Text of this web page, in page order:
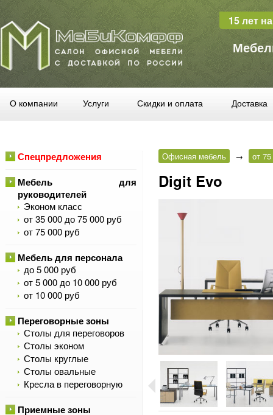
15 лет
О компании Услуги Скидки и оплата Доставка
Спецпредложения
Мебель для
руководителей
Эконом класс
от 35 000 до 75 000 руб
от 75 000 руб
Мебель для персонала
до 5 000 руб
от 5 000 до 10 000 руб
от 10 000 руб
Переговорные зоны
Столы для переговоров
Столы эконом
Столы круглые
Столы овальные
Кресла в переговорную
Приемные зоны
Офисная мебель → от
Digit Evo